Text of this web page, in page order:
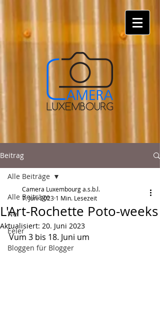
Beitrag
Alle Beiträge
Nei
Eeler
Bloggen für Blogger
Alle Beiträge
L'Art-Rochette Poto-weeks
Camera Luxembourg a.s.b.l.
7. Juni 2023 1 Min. Lesezeit
Aktualisiert: 20. Juni 2023
Vum 3 bis 18. Juni um